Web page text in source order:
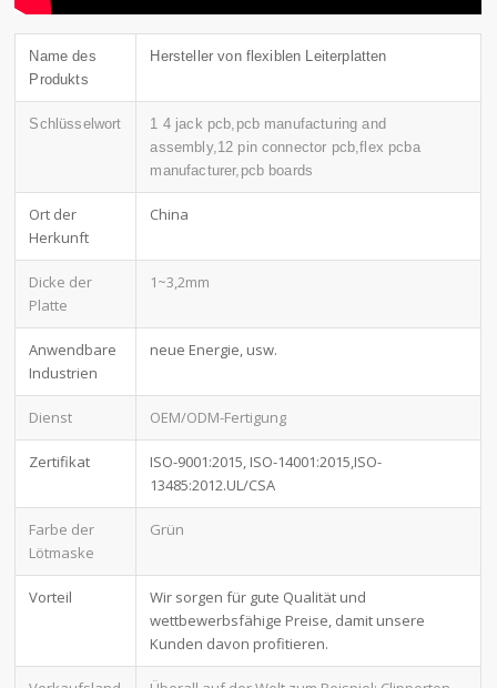
Name des
Produkts
Hersteller von flexiblen Leiterplatten
Schlüsselwort
1 4 jack pcb,pcb manufacturing and
assembly,12 pin connector pcb,flex pcba
manufacturer,pcb boards
Ort der
Herkunft
China
Dicke der
Platte
1~3,2mm
Anwendbare
Industrien
neue Energie, usw.
Dienst OEM/ODM-Fertigung
Zertifikat
ISO-9001:2015, ISO-14001:2015,ISO-
13485:2012.UL/CSA
Farbe der
Lötmaske
Grün
Vorteil
Wir sorgen für gute Qualität und
wettbewerbsfähige Preise, damit unsere
Kunden davon profitieren.